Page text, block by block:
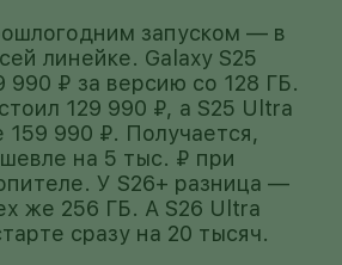
запуском — в
линейке. Galaxy S25
990 ₽ за версию со 128 ГБ.
129 990 ₽, а S25 Ultra
990 ₽. Получается,
на 5 тыс. ₽ при
У S26+ разница —
же 256 ГБ. А S26 Ultra
сразу на 20 тысяч.